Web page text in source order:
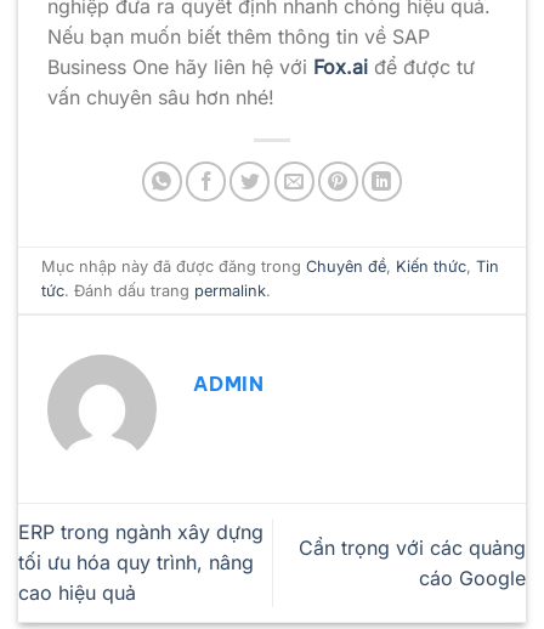
nghiệp đưa ra quyết định nhanh chóng hiệu quả.
Nếu bạn muốn biết thêm thông tin về SAP
Business One hãy liên hệ với Fox.ai để được tư
vấn chuyên sâu hơn nhé!
Mục nhập này đã được đăng trongChuyên đề, Kiến thức,Tin
tức. Đánh dấu trang permalink.
ADMIN
ERP trong ngành xây dựng
tối ưu hóa quy trình, nâng
cao hiệu quả
Cẩn trọng với các quảng
cáo Google